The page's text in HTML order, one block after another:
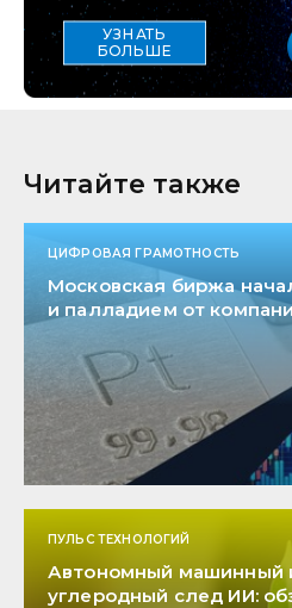
УЗНАТЬ
БОЛЬШЕ
Читайте также
ЦИФРОВАЯ ГРАМОТНОСТЬ
Московская биржа
и палладием от
ПУЛЬС ТЕХНОЛОГИЙ
Автономный машинный
углеродный след ИИ: